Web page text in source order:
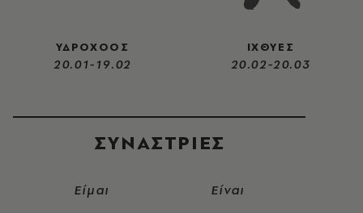
ΥΔΡΟΧΟΟΣ
20.01-19.02
ΙΧΘΥΕΣ
20.02-20.03
ΣΥΝΑΣΤΡIΕΣ
Είμαι Είναι